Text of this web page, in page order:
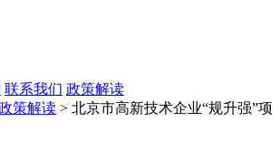
联系我们 政策解读
策解读 > 北京市高新技术企业“规升强”项